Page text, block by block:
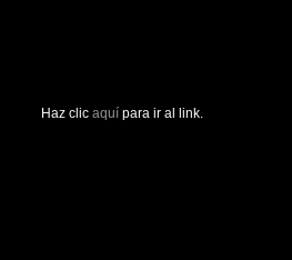
Haz clic aquí para ir al link.